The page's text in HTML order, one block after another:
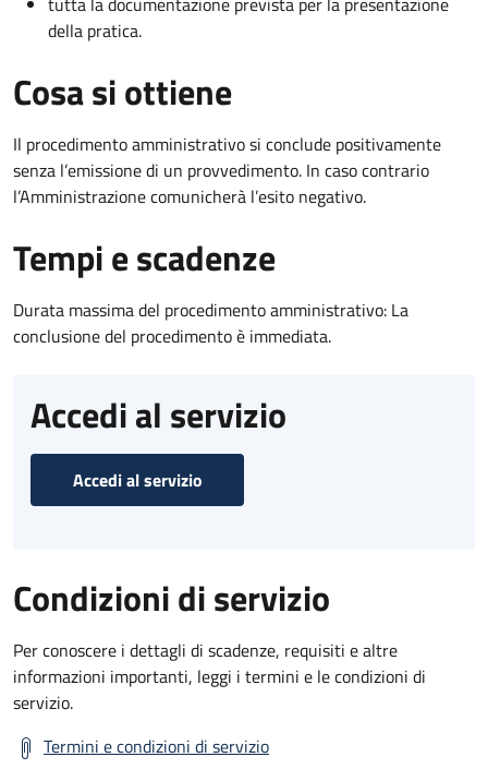
della pratica.
Cosa si ottiene
Il procedimento amministrativo si conclude positivamente
senza l’emissione di un provvedimento. In caso contrario
l’Amministrazione comunicherà l’esito negativo.
Tempi e scadenze
Durata massima del procedimento amministrativo: La
conclusione del procedimento è immediata.
Accedi al servizio
Accedi al servizio
Condizioni di servizio
Per conoscere i dettagli di scadenze, requisiti e altre
informazioni importanti, leggi i termini e le condizioni di
servizio.
Termini e condizioni di servizio